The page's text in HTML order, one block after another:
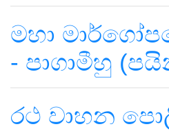
මහා
- පාගාමීහු
රථ වාහන